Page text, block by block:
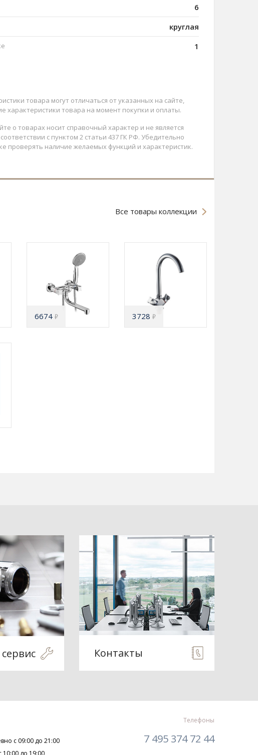
6
круглая
1
товара могут отличаться от указанных на сайте,
характеристики товара на момент покупки и оплаты.
о товарах носит справочный характер и не является
с пунктом 2 статьи 437 ГК РФ. Убедительно
проверять наличие желаемых функций и характеристик.
Все товары коллекции
6674 ₽ 3728 ₽
Контакты
с 09:00 до 21:00
10:00 до 19:00
Телефоны
7 495 374 72 44